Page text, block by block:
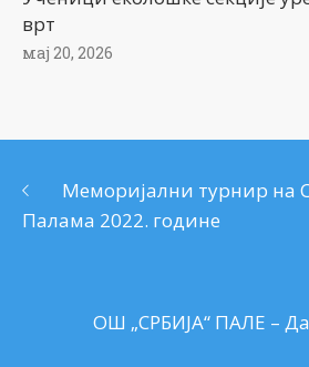
врт
мај 20, 2026
Меморијални турнир на
Палама 2022. године
ОШ „СРБИЈА“ ПАЛЕ –